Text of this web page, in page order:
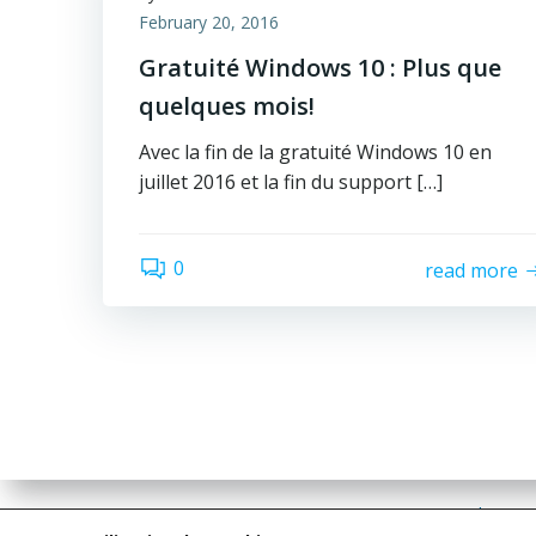
February 20, 2016
Gratuité Windows 10 : Plus que
quelques mois!
Avec la fin de la gratuité Windows 10 en
juillet 2016 et la fin du support […]
0 read more
Les